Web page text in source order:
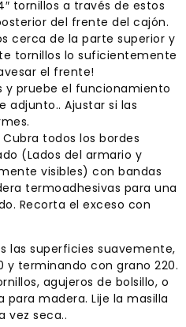
tornillos a través de estos
del frente del cajón.
cerca de la parte superior y
tornillos lo suficientemente
el frente!
y pruebe el funcionamiento
adjunto.. Ajustar si las
todos los bordes
(Lados del armario y
visibles) con bandas
termoadhesivas para una
Recorta el exceso con
las superficies suavemente,
y terminando con grano 220.
agujeros de bolsillo, o
madera. Lije la masilla
vez seca..